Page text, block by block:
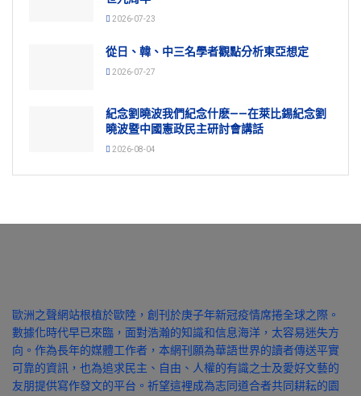
2026-07-23
從日、韓、中三名學者觀點分析東亞想定
2026-07-27
紀念劉曉波我們紀念什麽——在萊比錫紀念劉
曉波暨中國憲政民主研討會講話
2026-08-04
歐洲之聲網站根植於歐陸，創刊於庚子年新冠疫情席捲全球之際。
數據化時代早已來臨，面對浩瀚的知識和信息海洋，太容易迷失方
向。作為長年的媒體工作者，本網刊願為華語世界的讀者傳送平實
可靠的資訊，也為追求民主、自由、人權的有識之士及愛好文藝的
友朋提供寫作發文的平台。祈望這裡成為志同道合者共同耕耘的園